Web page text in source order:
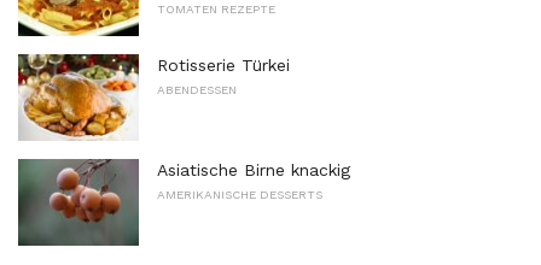
TOMATEN REZEPTE
Rotisserie Türkei
ABENDESSEN
Asiatische Birne knackig
AMERIKANISCHE DESSERTS